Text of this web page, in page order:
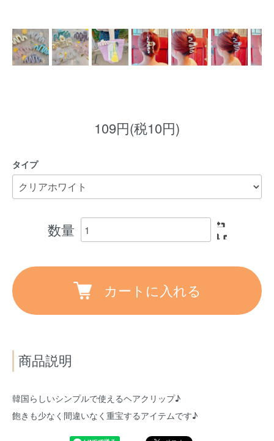
109円(税10円)
タイプ
数量
カートに入れる
商品説明
韓国らしいシンプルで使えるヘアクリップ♪
飽きも少なく間違いなく重宝するアイテムです♪